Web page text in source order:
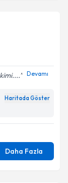
Devamı
Haritada Göster
Daha Fazla